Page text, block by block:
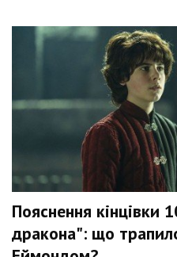
Пояснення кінцівки
дракона": що